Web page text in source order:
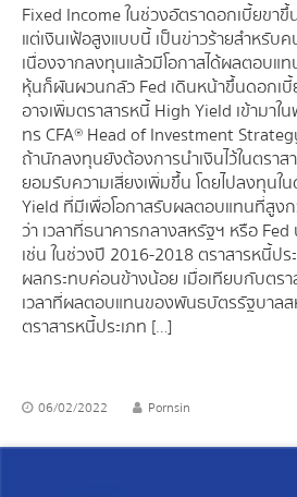
Fixed Income ในช่วงอัตราดอกเบี้ยขา
แต่เงินเฟ้อสูงแบบนี้ เป็นข่าวร้ายสำหรับ
เนื่องจากลงทุนแล้วมีโอกาสได้ผลตอบแ
หุ้นก็ผันผวนกลัว Fed เดินหน้าขึ้นดอกเ
อาจเพิ่มตราสารหนี้ High Yield เข้ามา
ทร CFA® Head of Investment
ถ้านักลงทุนยังต้องการนำเงินไว้ในตรา
ยอมรับความเสี่ยงเพิ่มขึ้น โดยไปลงทุนใ
Yield ที่มีเพื่อโอกาสรับผลตอบแทนที่สูง
ว่า เวลาที่ธนาคารกลางสหรัฐฯ หรือ
เช่น ในช่วงปี 2016-2018 ตราสารหนี้ปร
ผลกระทบค่อนข้างน้อย เมื่อเทียบกับตรา
เวลาที่ผลตอบแทนของพันธบัตรรัฐบาล
ตราสารหนี้ประเภท […]
06/02/2022 Pornsin